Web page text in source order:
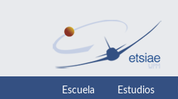
Escuela Estudios